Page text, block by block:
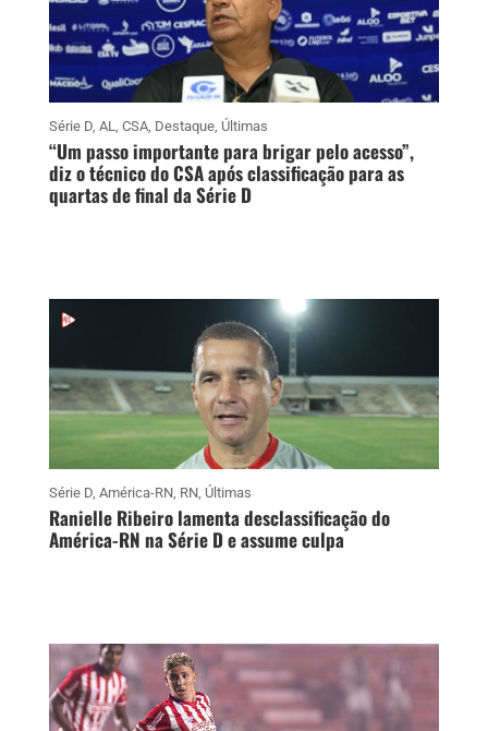
Série D, AL CSA, Destaque, Últimas
“Um passo importante para brigar pelo acesso”,
diz o técnico do CSA após classificação para as
quartas de final da Série D
Série D, América-RN, RN, Últimas
Ranielle Ribeiro lamenta desclassificação do
América-RN na Série D e assume culpa